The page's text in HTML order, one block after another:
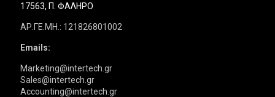
17563, Π. ΦΑΛΗΡΟ
ΑΡ.ΓΕ.ΜΗ.: 121826801002
Emails:
Marketing@intertech.gr
Sales@intertech.gr
Accounting@intertech.gr